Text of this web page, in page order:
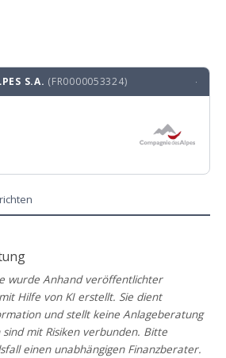
S.A. (FR0000053324) ·
wurde Anhand veröffentlichter
Hilfe von KI erstellt. Sie dient
und stellt keine Anlageberatung
mit Risiken verbunden. Bitte
einen unabhängigen Finanzberater.